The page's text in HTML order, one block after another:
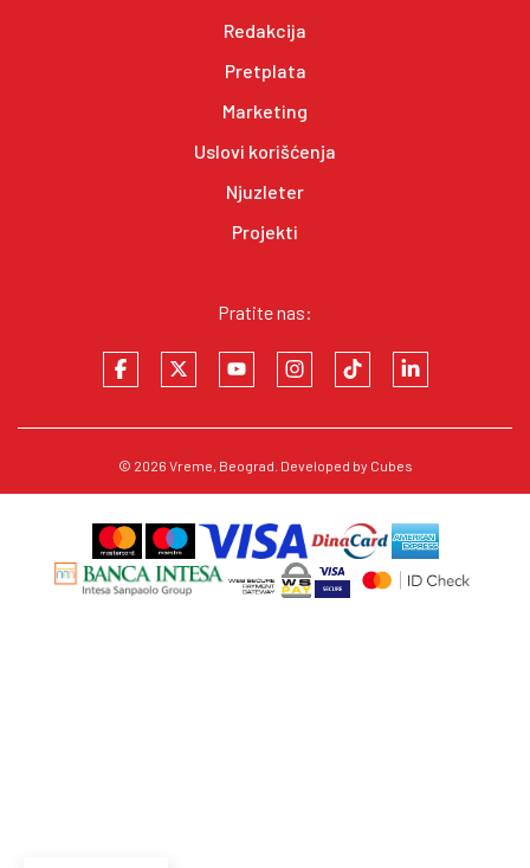
Redakcija
Pretplata
Marketing
Uslovi korišćenja
Njuzleter
Projekti
Pratite nas:
© 2026 Vreme, Beograd. Developed by Cubes